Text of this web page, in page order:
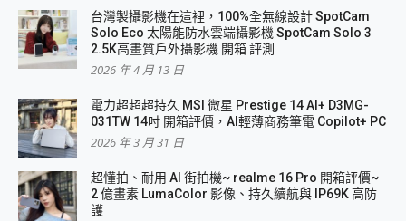
台灣製攝影機在這裡，100%全無線設計 SpotCam
Solo Eco 太陽能防水雲端攝影機 SpotCam Solo 3
2.5K高畫質戶外攝影機 開箱 評測
2026 年 4 月 13 日
電力超超超持久 MSI 微星 Prestige 14 AI+ D3MG-
031TW 14吋 開箱評價，AI輕薄商務筆電 Copilot+ PC
2026 年 3 月 31 日
超懂拍、耐用 AI 街拍機~ realme 16 Pro 開箱評價~
2 億畫素 LumaColor 影像、持久續航與 IP69K 高防
護